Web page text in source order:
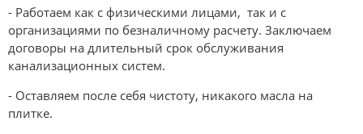
- Работаем как с физическими лицами, так и с
организациями по безналичному расчету. Заключаем
договоры на длительный срок обслуживания
канализационных систем.
- Оставляем после себя чистоту, никакого масла на
плитке.